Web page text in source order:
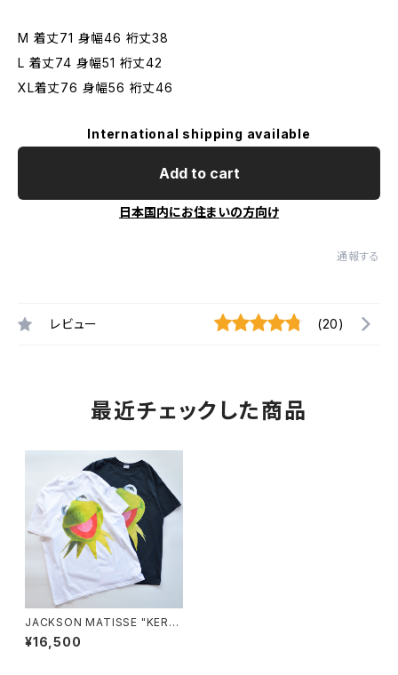
M 着丈71 身幅46 裄丈38
L 着丈74 身幅51 裄丈42
XL着丈76 身幅56 裄丈46
International shipping available
Add to cart
日本国内にお住まいの方向け
通報する
レビュー (20)
最近チェックした商品
JACKSON MATISSE "KERMI
T TEE"
¥16,500